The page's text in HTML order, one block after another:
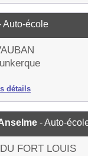
Auto-école
détails
- Auto-
FORT LOUIS